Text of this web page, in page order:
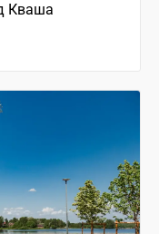
Кваша